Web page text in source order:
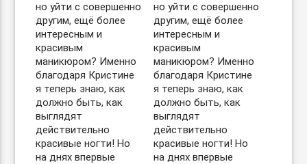
но уйти с совершенно
другим, ещё более
интересным и
красивым
маникюром? Именно
благодаря Кристине
я теперь знаю, как
должно быть, как
выглядят
действительно
красивые ногти! Но
на днях впервые
но уйти с совершенно
другим, ещё более
интересным и
красивым
маникюром? Именно
благодаря Кристине
я теперь знаю, как
должно быть, как
выглядят
действительно
красивые ногти! Но
на днях впервые